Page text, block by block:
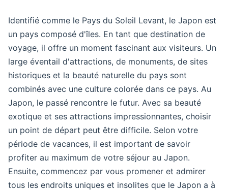
Identifié comme le Pays du Soleil Levant, le Japon est
un pays composé d'îles. En tant que destination de
voyage, il offre un moment fascinant aux visiteurs. Un
large éventail d'attractions, de monuments, de sites
historiques et la beauté naturelle du pays sont
combinés avec une culture colorée dans ce pays. Au
Japon, le passé rencontre le futur. Avec sa beauté
exotique et ses attractions impressionnantes, choisir
un point de départ peut être difficile. Selon votre
période de vacances, il est important de savoir
profiter au maximum de votre séjour au Japon.
Ensuite, commencez par vous promener et admirer
tous les endroits uniques et insolites que le Japon a à